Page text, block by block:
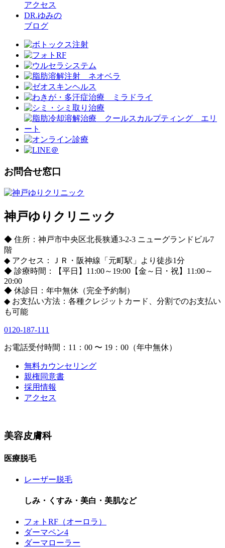
アクセス
DR.ゆみの
ブログ
お問合せ窓口
神戸ゆりクリニック
◆ 住所：神戸市中央区北長狭通3-2-3 ニューグランドビル7
階
◆ アクセス：ＪＲ・阪神線「元町駅」より徒歩1分
◆ 診療時間：【平日】11:00～19:00【金～日・祝】11:00～
20:00
◆ 休診日：年中無休（完全予約制）
◆ お支払い方法：各種クレジットカード、分割でのお支払い
も可能
0120-187-111
お電話受付時間：11：00 〜 19：00（年中無休）
無料カウンセリング
親権同意書
採用情報
アクセス
美容皮膚科
医療脱毛
レーザー脱毛
しみ・くすみ・美白・美肌など
フォトRF（オーロラ）
ダーマペン4
ダーマローラー